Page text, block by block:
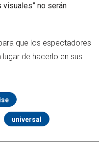
no serán
que los espectadores
lugar de hacerlo en sus
universal